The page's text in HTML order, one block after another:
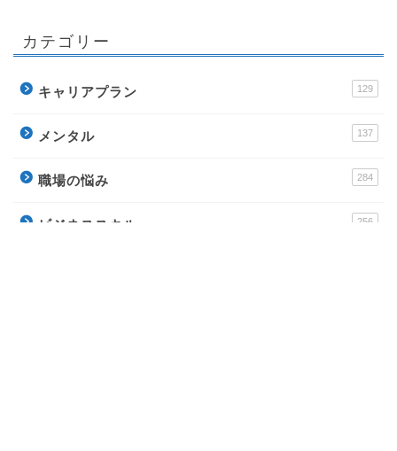
カテゴリー
キャリアプラン 129
メンタル 137
職場の悩み 284
ビジネススキル 256